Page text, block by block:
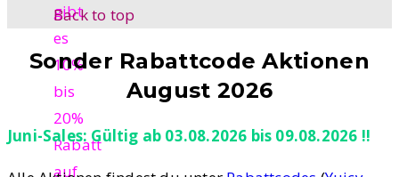
gibt
es
10%
bis
20%
Rabatt
auf
Back to top
Sonder Rabattcode Aktionen
August 2026
Juni-Sales: Gültig ab 03.08.2026 bis 09.08.2026 !!